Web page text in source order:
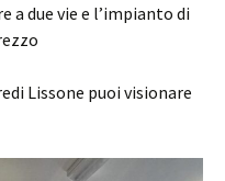
a due vie e l’impianto di
Lissone puoi visionare